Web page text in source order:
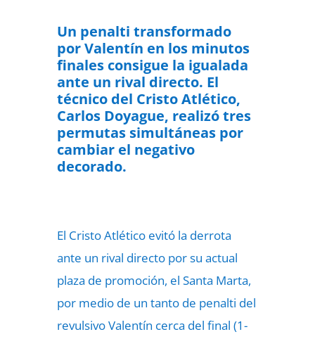
Un penalti transformado
por Valentín en los minutos
finales consigue la igualada
ante un rival directo. El
técnico del Cristo Atlético,
Carlos Doyague, realizó tres
permutas simultáneas por
cambiar el negativo
decorado.
El Cristo Atlético evitó la derrota
ante un rival directo por su actual
plaza de promoción, el Santa Marta,
por medio de un tanto de penalti del
revulsivo Valentín cerca del final (1-